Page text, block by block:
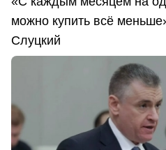
можно купить всё
Слуцкий